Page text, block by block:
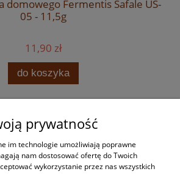
domowego Fermentis Safale US-
05 - 11,5g
11,90 zł
do koszyka
Zakupy
Pomoc
prywatność
im technologie umożliwiają poprawne
nam dostosować ofertę do Twoich
wykorzystanie przez nas wszystkich